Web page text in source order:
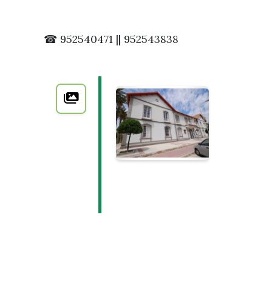
☎ 952540471 || 952543838